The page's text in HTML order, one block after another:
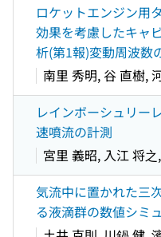
ロケットエンジン用
効果を考慮したキャ
析(第1報)変動周波数
南里 秀明, 谷 直樹,
レインボーシュリー
速噴流の計測
宮里 義昭, 入江 将
気流中に置かれた三
る液滴群の数値シミ